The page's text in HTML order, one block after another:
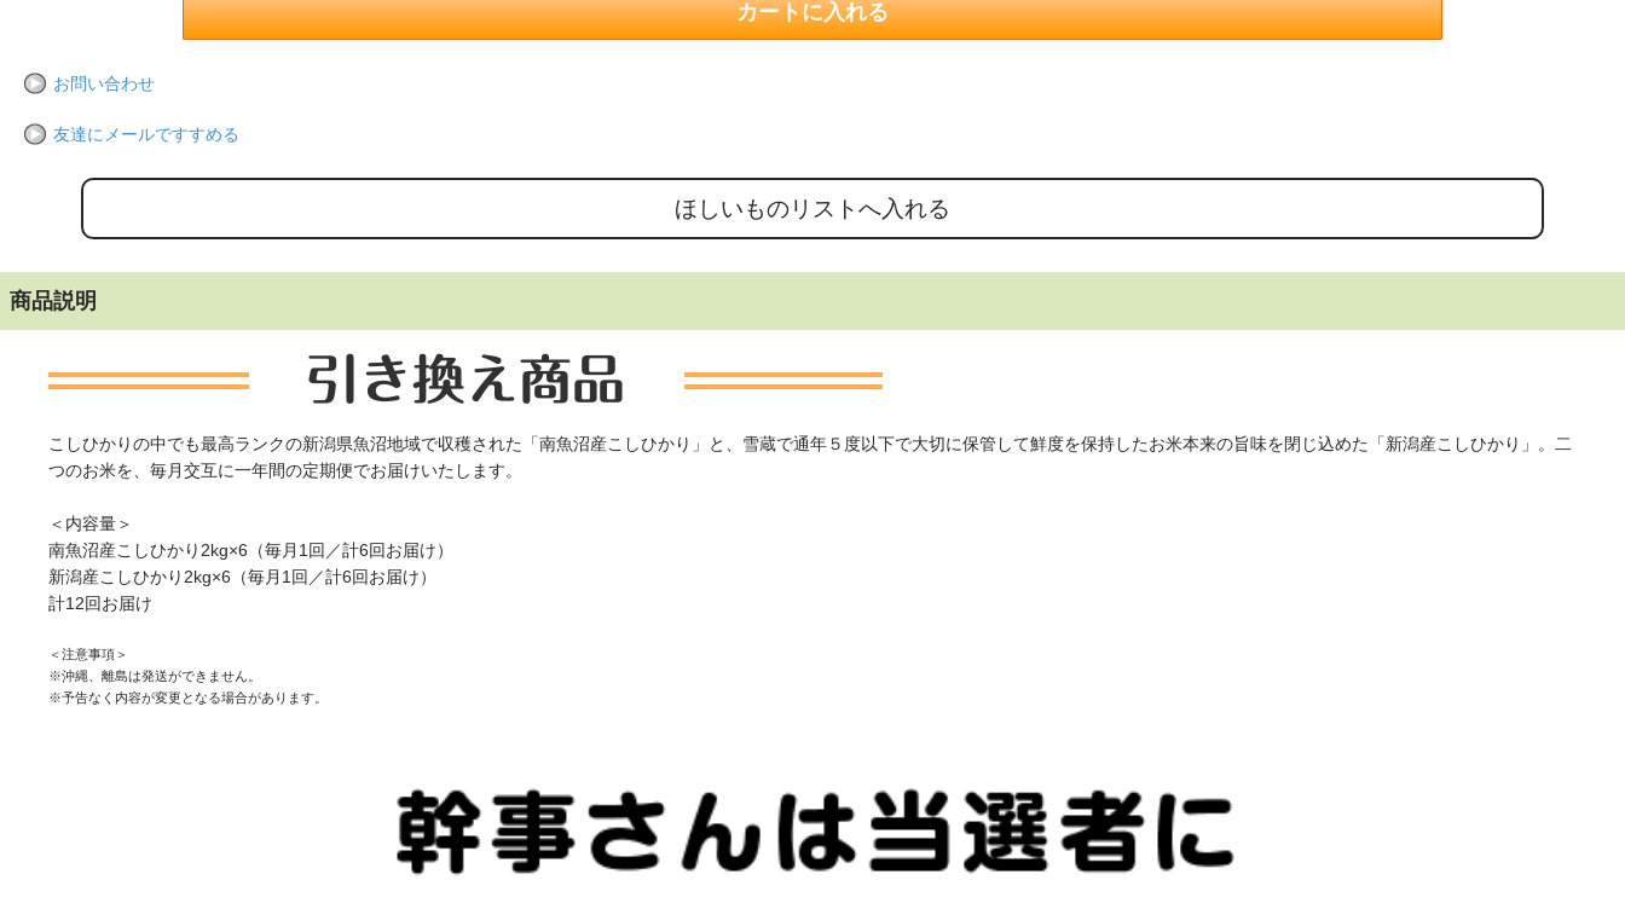
お問い合わせ
友達にメールですすめる
商品説明
こしひかりの中でも最高ランクの新潟県魚沼地域で収穫された「南魚沼産こしひかり」と、雪蔵で通年５度以下で大切に保管して鮮度を保持したお米本来の旨味を閉じ込めた「新潟産こしひかり」。二
つのお米を、毎月交互に一年間の定期便でお届けいたします。
＜内容量＞
南魚沼産こしひかり2kg×6（毎月1回／計6回お届け）
新潟産こしひかり2kg×6（毎月1回／計6回お届け）
計12回お届け
＜注意事項＞
※沖縄、離島は発送ができません。
※予告なく内容が変更となる場合があります。